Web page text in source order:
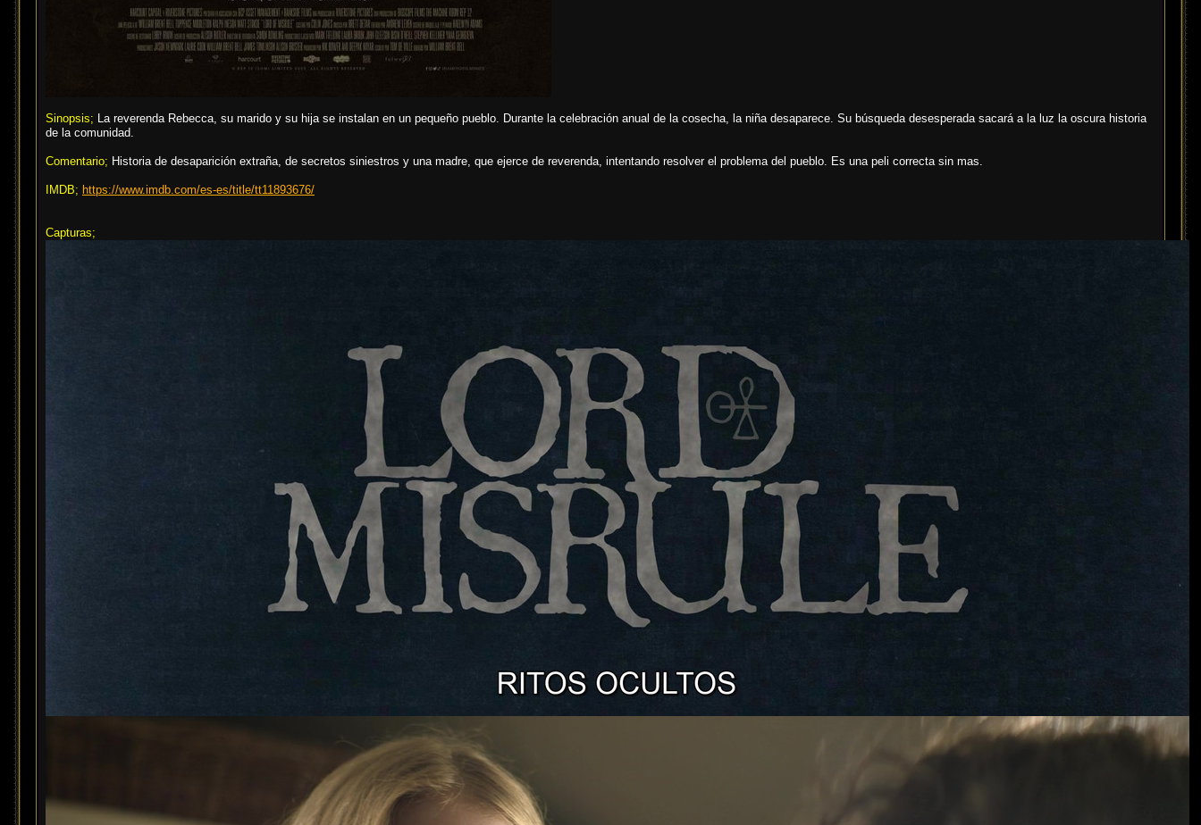
Sinopsis; La reverenda Rebecca, su marido y su hija se instalan en un pequeño pueblo. Durante la celebración anual de la cosecha, la niña desaparece. Su búsqueda desesperada sacará a la luz la oscura historia
de la comunidad.
Comentario; Historia de desaparición extraña, de secretos siniestros y una madre, que ejerce de reverenda, intentando resolver el problema del pueblo. Es una peli correcta sin mas.
IMDB; https://www.imdb.com/es-es/title/tt11893676/
Capturas;